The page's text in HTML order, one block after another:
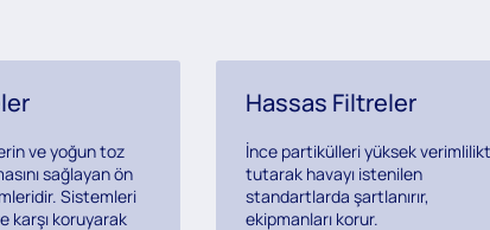
ve yoğun toz
sağlayan ön
Sistemleri
karşı koruyarak
Hassas Filtreler
İnce partikülleri yüksek
tutarak havayı istenilen
standartlarda şartlanırır,
ekipmanları korur.